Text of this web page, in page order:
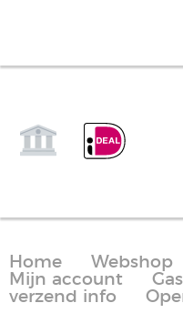
Home Webshop
Mijn account
verzend info